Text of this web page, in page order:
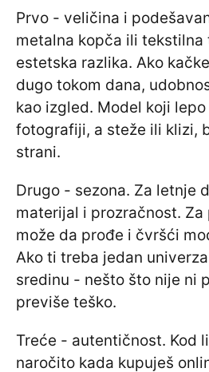
Prvo - veličina i
metalna kopča ili tekstilna
estetska razlika. Ako
dugo tokom dana,
kao izgled. Model koji
fotografiji, a steže ili klizi,
strani.
Drugo - sezona. Za letnje
materijal i prozračnost.
može da prođe i čvršći
Ako ti treba jedan
sredinu - nešto što nije ni
previše teško.
Treće - autentičnost. Kod
naročito kada kupuješ